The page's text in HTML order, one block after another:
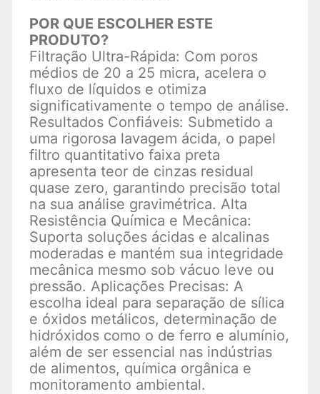
POR QUE ESCOLHER ESTE
PRODUTO?
Filtração Ultra-Rápida: Com poros
médios de 20 a 25 micra, acelera o
fluxo de líquidos e otimiza
significativamente o tempo de análise.
Resultados Confiáveis: Submetido a
uma rigorosa lavagem ácida, o papel
filtro quantitativo faixa preta
apresenta teor de cinzas residual
quase zero, garantindo precisão total
na sua análise gravimétrica. Alta
Resistência Química e Mecânica:
Suporta soluções ácidas e alcalinas
moderadas e mantém sua integridade
mecânica mesmo sob vácuo leve ou
pressão. Aplicações Precisas: A
escolha ideal para separação de sílica
e óxidos metálicos, determinação de
hidróxidos como o de ferro e alumínio,
além de ser essencial nas indústrias
de alimentos, química orgânica e
monitoramento ambiental.